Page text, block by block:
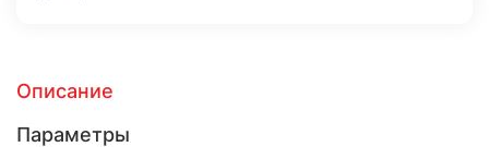
Описание
Параметры